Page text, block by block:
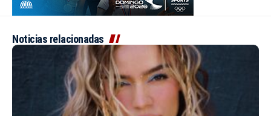
Noticias relacionadas